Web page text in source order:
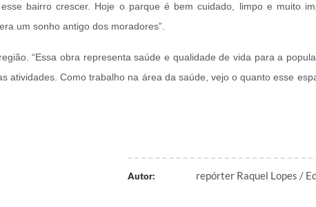
bairro crescer. Hoje o parque é bem cuidado, limpo e muito
um sonho antigo dos moradores”.
“Essa obra representa saúde e qualidade de vida para a
Como trabalho na área da saúde, vejo o quanto esse
Autor: repórter Raquel Lopes /